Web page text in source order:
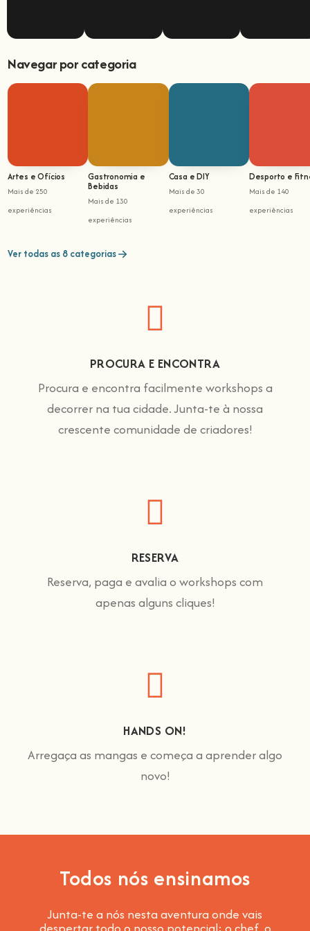
Navegar por categoria
Artes e Ofícios
Mais de 250
experiências
Gastronomia e
Bebidas
Mais de 130
experiências
Casa e DIY
Mais de 30
experiências
Desporto e
Mais de 140
experiências
Ver todas as 8 categorias
PROCURA E ENCONTRA
Procura e encontra facilmente workshops a
decorrer na tua cidade. Junta-te à nossa
crescente comunidade de criadores!
RESERVA
Reserva, paga e avalia o workshops com
apenas alguns cliques!
HANDS ON!
Arregaça as mangas e começa a aprender algo
novo!
Todos nós ensinamos
Junta-te a nós nesta aventura onde vais